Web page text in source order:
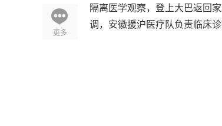
更多
隔离医学观察，登上大巴返回
调，安徽援沪医疗队负责临床